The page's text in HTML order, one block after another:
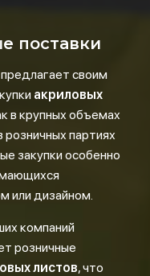
поставки
своим
акриловых
в крупных объемах
партиях
закупки особенно
или дизайном.
компаний
розничные
листов, что